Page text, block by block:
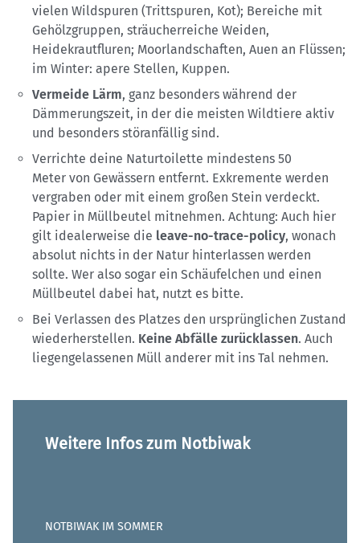
vielen Wildspuren (Trittspuren, Kot); Bereiche mit
Gehölzgruppen, sträucherreiche Weiden,
Heidekrautfluren; Moorlandschaften, Auen an Flüssen;
im Winter: apere Stellen, Kuppen.
Vermeide Lärm, ganz besonders während der
Dämmerungszeit, in der die meisten Wildtiere aktiv
und besonders störanfällig sind.
Verrichte deine Naturtoilette mindestens 50
Meter von Gewässern entfernt. Exkremente werden
vergraben oder mit einem großen Stein verdeckt.
Papier in Müllbeutel mitnehmen. Achtung: Auch hier
gilt idealerweise die leave-no-trace-policy, wonach
absolut nichts in der Natur hinterlassen werden
sollte. Wer also sogar ein Schäufelchen und einen
Müllbeutel dabei hat, nutzt es bitte.
Bei Verlassen des Platzes den ursprünglichen Zustand
wiederherstellen. Keine Abfälle zurücklassen. Auch
liegengelassenen Müll anderer mit ins Tal nehmen.
Weitere Infos zum Notbiwak
NOTBIWAK IM SOMMER